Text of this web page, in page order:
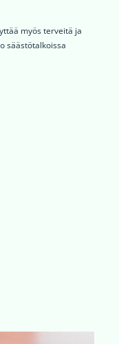
myös terveitä ja
säästötalkoissa